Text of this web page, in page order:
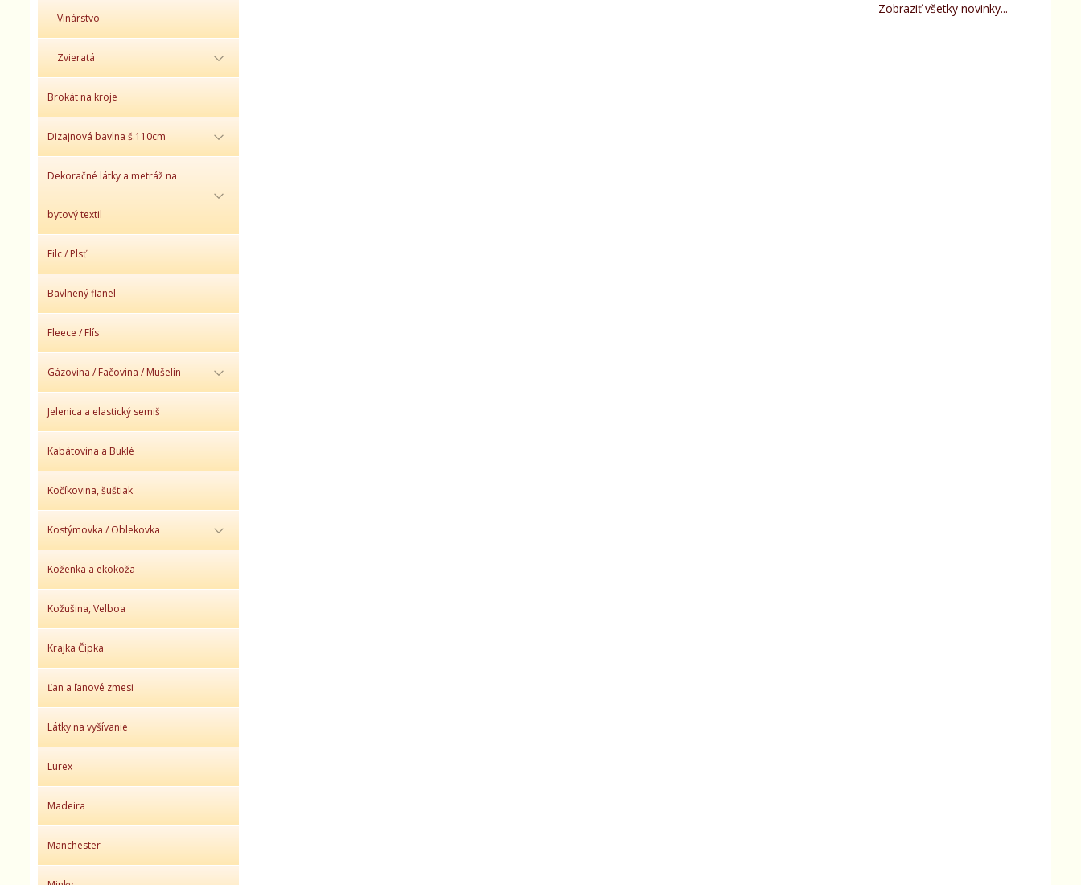
Vinárstvo
Zvieratá
Brokát na kroje
Dizajnová bavlna š.110cm
Dekoračné látky a metráž na
bytový textil
Filc / Plsť
Bavlnený flanel
Fleece / Flís
Gázovina / Fačovina / Mušelín
Jelenica a elastický semiš
Kabátovina a Buklé
Kočíkovina, šuštiak
Kostýmovka / Oblekovka
Koženka a ekokoža
Kožušina, Velboa
Krajka Čipka
Ľan a ľanové zmesi
Látky na vyšívanie
Lurex
Madeira
Manchester
Zobraziť všetky novinky...